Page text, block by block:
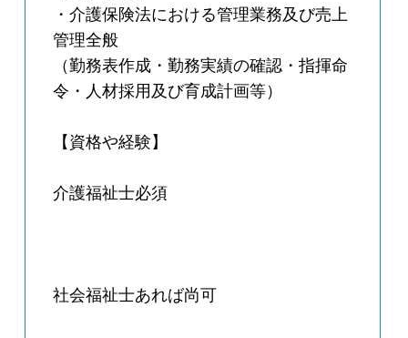
・介護保険法における管理業務及び売上
管理全般
（勤務表作成・勤務実績の確認・指揮命
令・人材採用及び育成計画等）
【資格や経験】
介護福祉士必須
社会福祉士あれば尚可